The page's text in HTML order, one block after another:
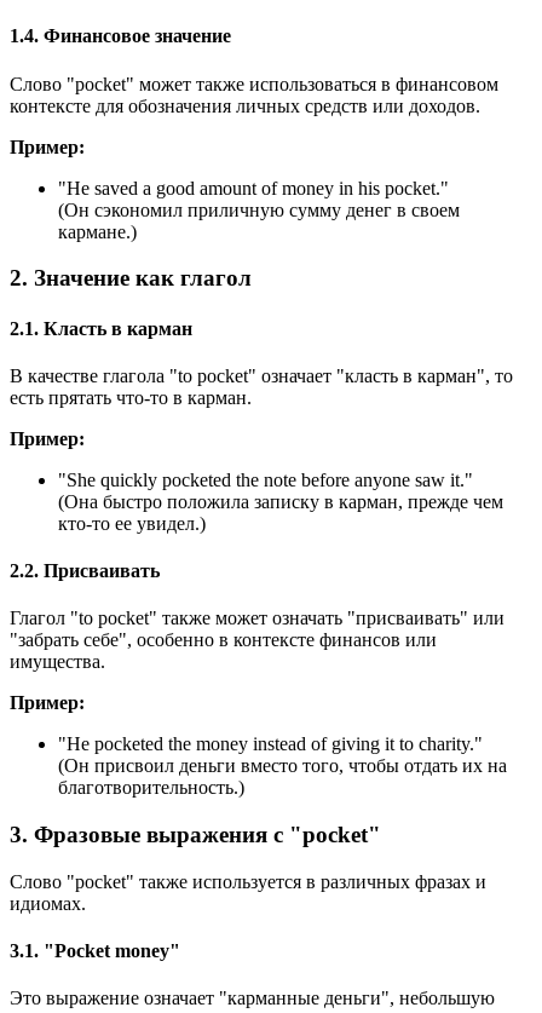
1.4. Финансовое значение
Слово "pocket" может также использоваться в финансовом
контексте для обозначения личных средств или доходов.
Пример:
"He saved a good amount of money in his pocket."
(Он сэкономил приличную сумму денег в своем
кармане.)
2. Значение как глагол
2.1. Класть в карман
В качестве глагола "to pocket" означает "класть в карман", то
есть прятать что-то в карман.
Пример:
"She quickly pocketed the note before anyone saw it."
(Она быстро положила записку в карман, прежде чем
кто-то ее увидел.)
2.2. Присваивать
Глагол "to pocket" также может означать "присваивать" или
"забрать себе", особенно в контексте финансов или
имущества.
Пример:
"He pocketed the money instead of giving it to charity."
(Он присвоил деньги вместо того, чтобы отдать их на
благотворительность.)
3. Фразовые выражения с "pocket"
Слово "pocket" также используется в различных фразах и
идиомах.
3.1. "Pocket money"
Это выражение означает "карманные деньги", небольшую